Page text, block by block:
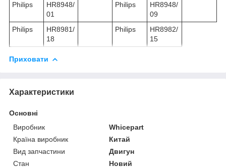
Philips
HR8948/
01
Philips
HR8948/
09
Philips
HR8981/
18
Philips
HR8982/
15
Приховати
Характеристики
Основні
Виробник
Whicepart
Країна виробник
Китай
Вид запчастини
Двигун
Стан
Новий